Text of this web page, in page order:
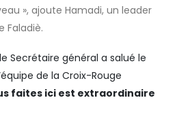
», ajoute Hamadi, un leader
Faladiè.
Secrétaire général a salué le
de la Croix-Rouge
faites ici est extraordinaire